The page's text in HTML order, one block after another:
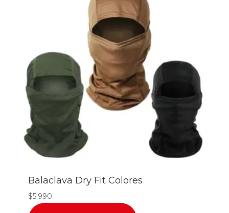
Balaclava Dry Fit Colores
$5.990